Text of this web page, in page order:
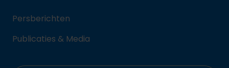
Persberichten
Publicaties & Media